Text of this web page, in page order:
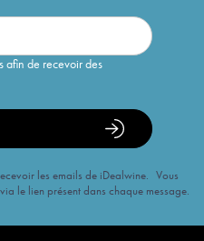
afin de recevoir des
les emails de iDealwine. Vous
le lien présent dans chaque message.